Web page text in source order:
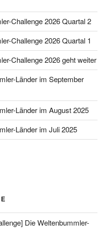
Challenge 2026 Quartal 2
Challenge 2026 Quartal 1
Challenge 2026 geht weiter
Länder im September
Länder im August 2025
Länder im Juli 2025
Die Weltenbummler-